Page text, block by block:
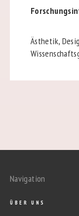
Ästhetik,
Navigation
ÜBER UNS